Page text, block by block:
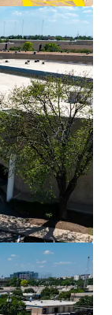
Voir plus